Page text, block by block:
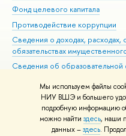
Мы используем файлы
НИУ ВШЭ и большего
подробную информацию
можно найти здесь, наши
данных –здесь.
Фонд целевого капитала
Противодействие коррупции
Сведения о доходах, расходах,
обязательствах
Сведения об образовательной
Людям с ограниченными
Единая платежная страница
Работа в Вышке